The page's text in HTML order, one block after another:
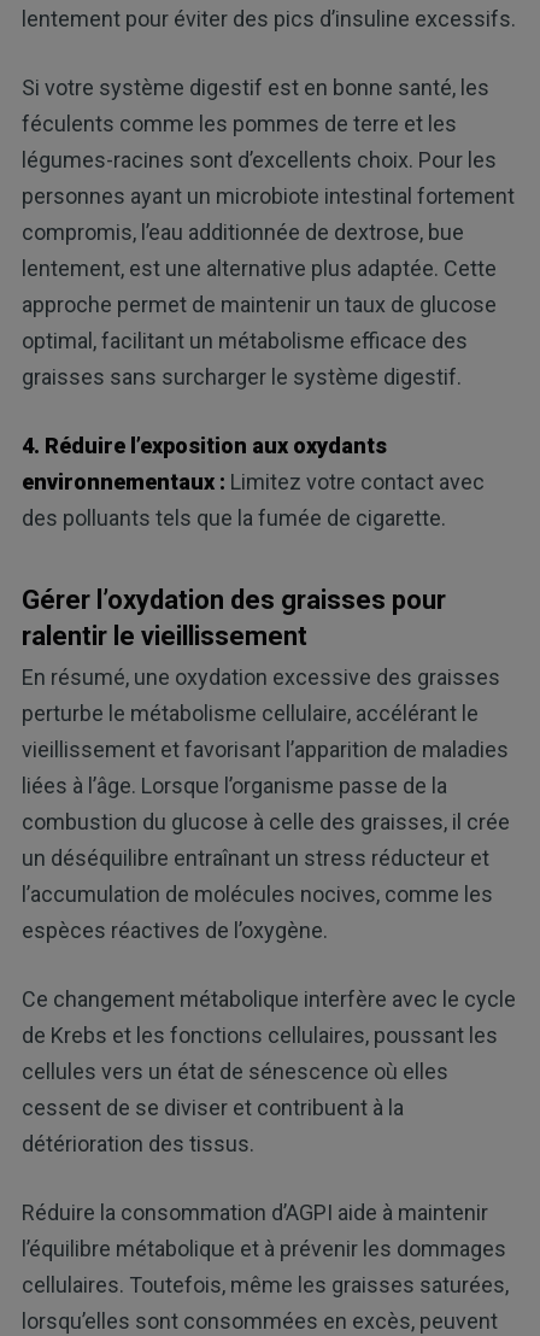
lentement pour éviter des pics d’insuline excessifs.
Si votre système digestif est en bonne santé, les
féculents comme les pommes de terre et les
légumes-racines sont d’excellents choix. Pour les
personnes ayant un microbiote intestinal fortement
compromis, l’eau additionnée de dextrose, bue
lentement, est une alternative plus adaptée. Cette
approche permet de maintenir un taux de glucose
optimal, facilitant un métabolisme efficace des
graisses sans surcharger le système digestif.
4. Réduire l’exposition aux oxydants
environnementaux : Limitez votre contact avec
des polluants tels que la fumée de cigarette.
Gérer l’oxydation des graisses pour
ralentir le vieillissement
En résumé, une oxydation excessive des graisses
perturbe le métabolisme cellulaire, accélérant le
vieillissement et favorisant l’apparition de maladies
liées à l’âge. Lorsque l’organisme passe de la
combustion du glucose à celle des graisses, il crée
un déséquilibre entraînant un stress réducteur et
l’accumulation de molécules nocives, comme les
espèces réactives de l’oxygène.
Ce changement métabolique interfère avec le cycle
de Krebs et les fonctions cellulaires, poussant les
cellules vers un état de sénescence où elles
cessent de se diviser et contribuent à la
détérioration des tissus.
Réduire la consommation d’AGPI aide à maintenir
l’équilibre métabolique et à prévenir les dommages
cellulaires. Toutefois, même les graisses saturées,
lorsqu’elles sont consommées en excès, peuvent